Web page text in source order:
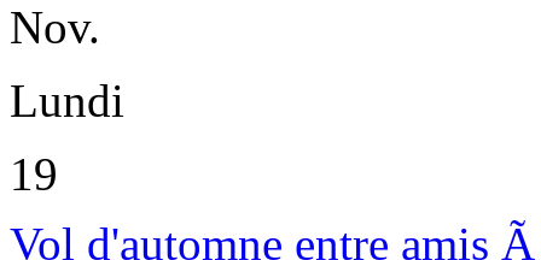
Nov.
Lundi
19
Vol d'automne entre amis